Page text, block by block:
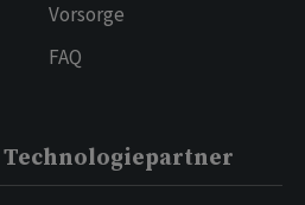
Vorsorge
FAQ